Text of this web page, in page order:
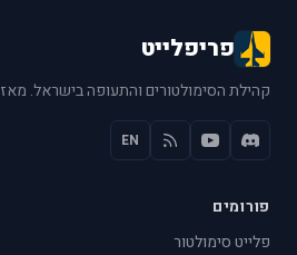
פריפלייט
קהילת הסימולטורים והתעופה בישראל. מאז 2005.
EN
פורומים
פלייט סימולטור